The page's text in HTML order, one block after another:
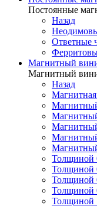
Постоянные
Назад
Ответные
Магнитный
Магнитный
Назад
Толщиной
Толщиной
Толщиной
Толщиной
Толщиной